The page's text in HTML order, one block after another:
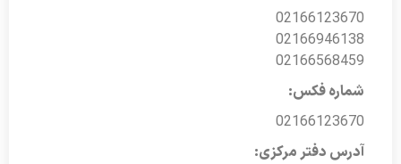
02166123670
02166946138
02166568459
شماره فکس:
02166123670
آدرس دفتر مرکزی: